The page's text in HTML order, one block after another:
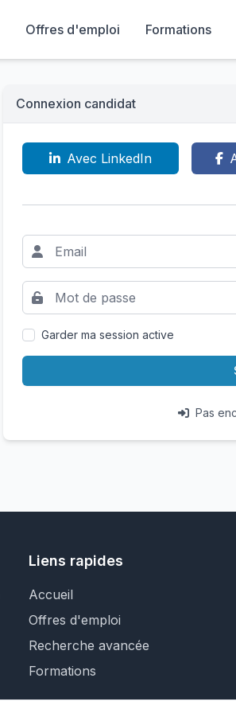
Offres d'emploi Formations
Connexion candidat
Avec LinkedIn
Garder ma session active
Pas
Liens rapides
Accueil
Offres d'emploi
Recherche avancée
Formations